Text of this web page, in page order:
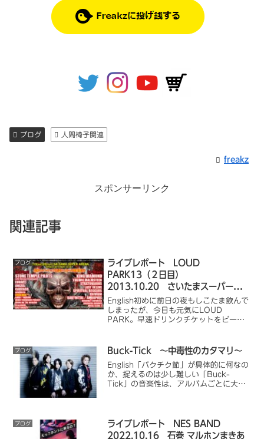
ブログ 人間椅子関連
freakz
スポンサーリンク
関連記事
ブログ
ライブレポート LOUD
PARK13（２日目）
2013.10.20 さいたまスーパーアリ
ーナ
English初めに前日の夜もしこたま飲んで
しまったが、今日も元気にLOUD
PARK。早速ドリンクチケットをビール
Clone X１組目、「Metal Cl...
ブログ Buck-Tick ～中毒性のカタマリ～
English「バクチク節」が具体的に何なの
か、捉えるのは少し難しい「Buck-
Tick」の音楽性は、アルバムごとに大き
しまったとし...
ブログ
ライブレポート NES BAND
2022.10.16 石巻 マルホンまきあ